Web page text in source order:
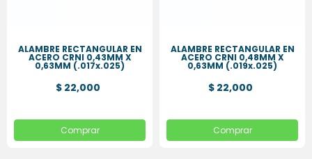
ALAMBRE RECTANGULAR EN
ACERO CRNI 0,43MM X
0,63MM (.017x.025)
$ 22,000
Comprar
ALAMBRE RECTANGULAR EN
ACERO CRNI 0,48MM X
0,63MM (.019x.025)
$ 22,000
Comprar